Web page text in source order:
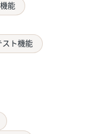
能
スト機能